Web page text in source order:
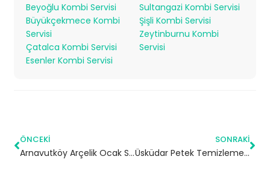
Beyoğlu Kombi Servisi
Büyükçekmece Kombi
Servisi
Çatalca Kombi Servisi
Esenler Kombi Servisi
Sultangazi Kombi Servisi
Şişli Kombi Servisi
Zeytinburnu Kombi
Servisi
ÖNCEKI
Arnavutköy Arçelik Ocak Servisi
SONRAKI
Üsküdar Petek Temizleme | İstanbul